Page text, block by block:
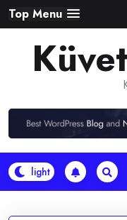
Skip
to
content
Top Menu